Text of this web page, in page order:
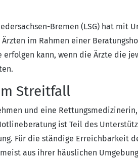
Bremen (LSG) hat mit
im Rahmen einer
erfolgen kann, wenn die Ärzte die
Streitfall
und eine
ist Teil des
Für die ständige Erreichbarkeit
aus ihrer häuslichen